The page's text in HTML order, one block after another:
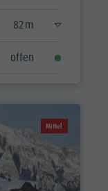
82 m
offen
Mittel